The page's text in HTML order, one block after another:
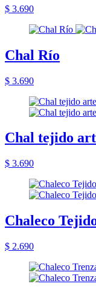
$ 3.690
Chal Río
$ 3.690
Chal tejido
$ 3.690
Chaleco
$ 2.690